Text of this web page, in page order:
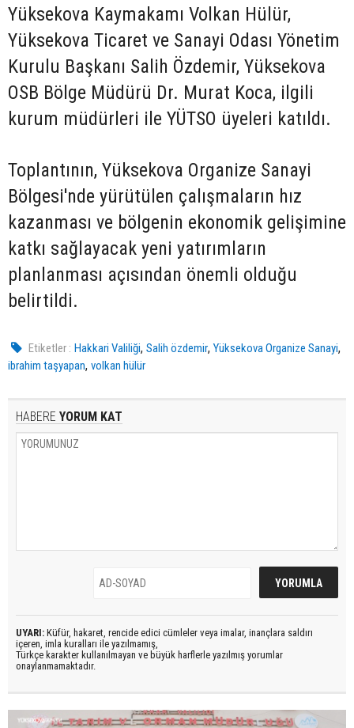
Yüksekova Kaymakamı Volkan Hülür,
Yüksekova Ticaret ve Sanayi Odası Yönetim
Kurulu Başkanı Salih Özdemir, Yüksekova
OSB Bölge Müdürü Dr. Murat Koca, ilgili
kurum müdürleri ile YÜTSO üyeleri katıldı.
Toplantının, Yüksekova Organize Sanayi
Bölgesi'nde yürütülen çalışmaların hız
kazanması ve bölgenin ekonomik gelişimine
katkı sağlayacak yeni yatırımların
planlanması açısından önemli olduğu
belirtildi.
Etiketler : Hakkari Valiliği,Salih özdemir,Yüksekova Organize Sanayi,
ibrahim taşyapan, volkan hülür
HABERE YORUM KAT
UYARI: Küfür, hakaret, rencide edici cümleler veya imalar, inançlara saldırı
içeren, imla kuralları ile yazılmamış,
Türkçe karakter kullanılmayan ve büyük harflerle yazılmış yorumlar
onaylanmamaktadır.